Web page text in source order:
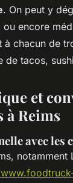
. On peut y
encore
à chacun de
de tacos,
et
à Reims
avec les
notamment